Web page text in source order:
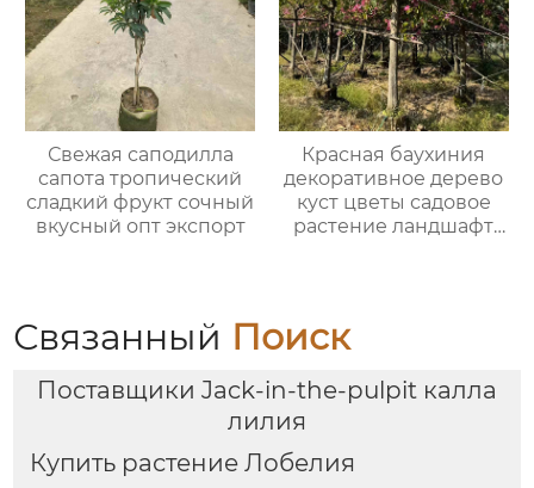
Свежая саподилла
сапота тропический
сладкий фрукт сочный
вкусный опт экспорт
Красная баухиния
декоративное дерево
куст цветы садовое
растение ландшафт
Связанный Поиск
Поставщики Jack-in-the-pulpit калла
лилия
Купить растение Лобелия